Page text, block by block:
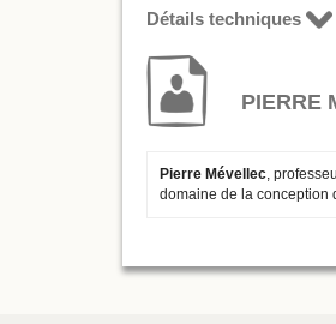
Détails techniques
PIERRE
Pierre Mévellec ,
domaine de la conception